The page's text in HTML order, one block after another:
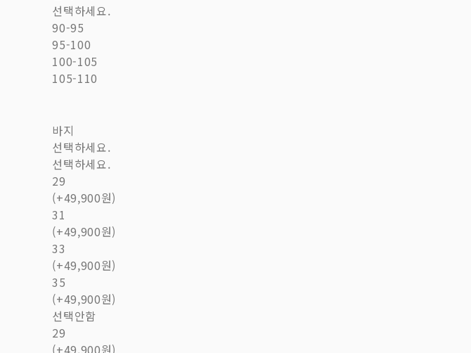
선택하세요.
90-95
95-100
100-105
105-110
바지
선택하세요.
선택하세요.
29
(+49,900원)
31
(+49,900원)
33
(+49,900원)
35
(+49,900원)
선택안함
29